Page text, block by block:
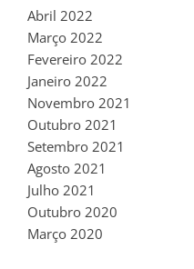
Abril 2022
Março 2022
Fevereiro 2022
Janeiro 2022
Novembro 2021
Outubro 2021
Setembro 2021
Agosto 2021
Julho 2021
Outubro 2020
Março 2020